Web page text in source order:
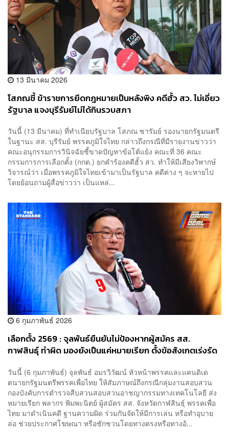
13 มีนาคม 2026
โสภณชี้ ข้าราชการยึดกฎหมายเป็นหลังพิง คดีฮั้ว สว. ไม่เอี่ยว
รัฐบาล แจงบุรีรัมย์ไม่ได้กินรวบสภา
วันนี้ (13 มีนาคม) ที่ทำเนียบรัฐบาล โสภณ ซารัมย์ รองนายกรัฐมนตรี
ในฐานะ สส. บุรีรัมย์ พรรคภูมิใจไทย กล่าวถึงกรณีที่มีรายงานข่าวว่า
คณะอนุกรรมการวินิจฉัยชี้ขาดปัญหาข้อโต้แย้ง คณะที่ 36 คณะ
กรรมการการเลือกตั้ง (กกต.) ยกคำร้องคดีฮั้ว สว. ทำให้มีเสียงวิพากษ์
วิจารณ์ว่า เมื่อพรรคภูมิใจไทยเข้ามาเป็นรัฐบาล คดีต่าง ๆ จะหายไป
โดยย้อนถามผู้สื่อข่าวว่า เป็นแหล่...
6 กุมภาพันธ์ 2026
เลือกตั้ง 2569 : จุลพันธ์ยืนยันไม่ป้องหากผู้สมัคร สส.
กาฬสินธุ์ ทำผิด มองยังเป็นแค่หมายเรียก ตั้งข้อสังเกตเร่งรัด
วันนี้ (6 กุมภาพันธ์) จุลพันธ์ อมรวิวัฒน์ หัวหน้าพรรคและแคนดิเด
ตนายกรัฐมนตรีพรรคเพื่อไทย ให้สัมภาษณ์ถึงกรณีกลุ่มงานสอบสวน
กองบังคับการตำรวจสืบสวนสอบสวนอาชญากรรมทางเทคโนโลยี ส่ง
หมายเรียก พลากร พิมพะนิตย์ ผู้สมัคร สส. จังหวัดกาฬสินธุ์ พรรคเพื่อ
ไทย มาดำเนินคดี ฐานความผิด ร่วมกันจัดให้มีการเล่น หรือทำอุบาย
ล่อ ช่วยประกาศโฆษณา หรือชักชวนโดยทางตรงหรือทางอ้...